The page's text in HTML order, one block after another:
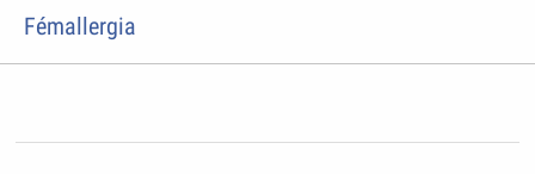
Fémallergia